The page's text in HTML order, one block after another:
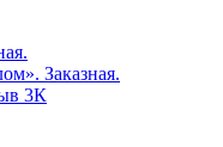
Заказная.
3К